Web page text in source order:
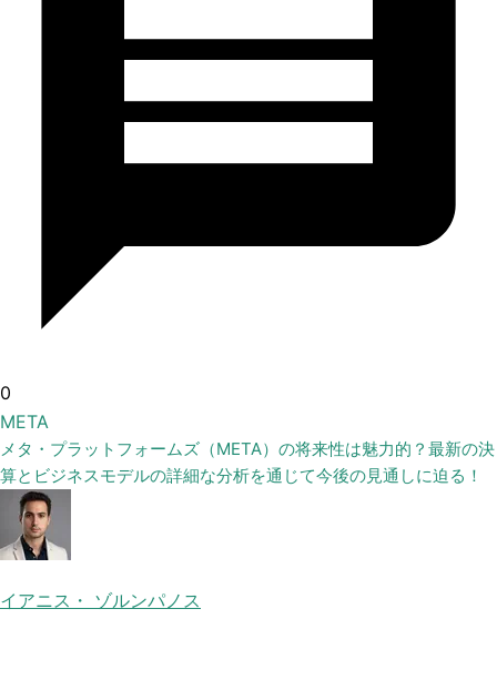
0
META
メタ・プラットフォームズ（META）の将来性は魅力的？最新の決
算とビジネスモデルの詳細な分析を通じて今後の見通しに迫る！
イアニス・ ゾルンパノス